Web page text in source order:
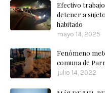
Efectivo
detener a
habitado
mayo 14, 2025
Fenómeno
comuna de
julio 14, 2022